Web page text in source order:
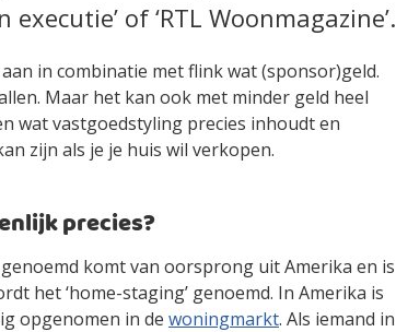
of ‘RTL Woonmagazine’.
in combinatie met flink wat (sponsor)geld.
Maar het kan ook met minder geld heel
wat vastgoedstyling precies inhoudt en
zijn als je je huis wil verkopen.
precies?
komt van oorsprong uit Amerika en is
het ‘home-staging’ genoemd. In Amerika is
opgenomen in de woningmarkt. Als iemand in